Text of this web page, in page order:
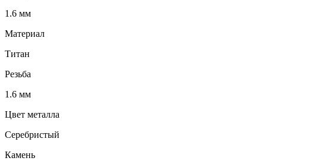
1.6 мм
Материал
Титан
Резьба
1.6 мм
Цвет металла
Серебристый
Камень